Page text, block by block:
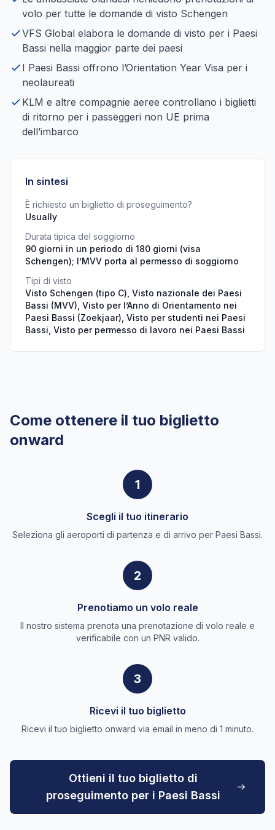
volo per tutte le domande di visto Schengen
VFS Global elabora le domande di visto per i Paesi
Bassi nella maggior parte dei paesi
I Paesi Bassi offrono l’Orientation Year Visa per i
neolaureati
KLM e altre compagnie aeree controllano i biglietti
di ritorno per i passeggeri non UE prima
dell’imbarco
In sintesi
È richiesto un biglietto di proseguimento?
Usually
Durata tipica del soggiorno
90 giorni in un periodo di 180 giorni (visa
Schengen); l’MVV porta al permesso di soggiorno
Tipi di visto
Visto Schengen (tipo C), Visto nazionale dei Paesi
Bassi (MVV), Visto per l’Anno di Orientamento nei
Paesi Bassi (Zoekjaar), Visto per studenti nei Paesi
Bassi, Visto per permesso di lavoro nei Paesi Bassi
Come ottenere il tuo biglietto
onward
1
Scegli il tuo itinerario
Seleziona gli aeroporti di partenza e di arrivo per Paesi Bassi.
2
Prenotiamo un volo reale
Il nostro sistema prenota una prenotazione di volo reale e
verificabile con un PNR valido.
3
Ricevi il tuo biglietto
Ricevi il tuo biglietto onward via email in meno di 1 minuto.
Ottieni il tuo biglietto di
proseguimento per i Paesi Bassi